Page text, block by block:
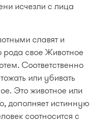
исчезли с лица
славят и
рода свое Животное
Соответственно
или убивать
Это животное или
дополняет истинную
соотносится с